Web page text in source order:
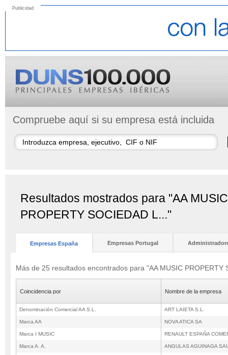
Publicidad
Compruebe aquí si su empresa está incluida
Resultados mostrados para "AA MUSIC
PROPERTY SOCIEDAD L..."
Empresas España Empresas Portugal
Más de 25 resultados encontrados para "AA MUSIC PROPERTY
Coincidencia por Nombre de la empresa
Denominación Comercial AA S.L. ART LAIETA S.L.
Marca AA NOVA ATICA SA
Marca I MUSIC RENAULT ESPAÑA
Marca A. A. ANGULAS AGUINAGA